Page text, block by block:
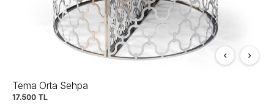
Tema Orta Sehpa
17.500 TL